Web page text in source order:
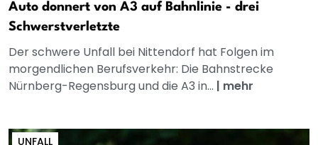
Auto donnert von A3 auf Bahnlinie - drei
Schwerstverletzte
Der schwere Unfall bei Nittendorf hat Folgen im
morgendlichen Berufsverkehr: Die Bahnstrecke
Nürnberg-Regensburg und die A3 in... | mehr
UNFALL